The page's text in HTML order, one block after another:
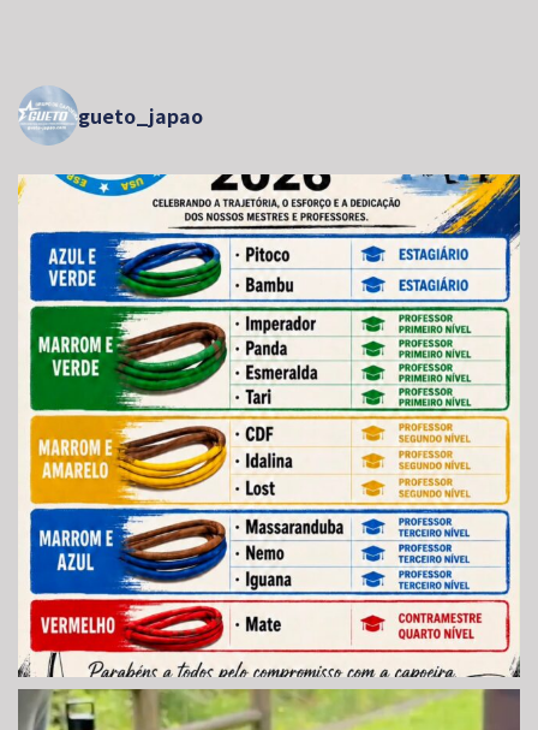
gueto_japao